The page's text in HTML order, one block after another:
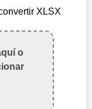
XLSX
o